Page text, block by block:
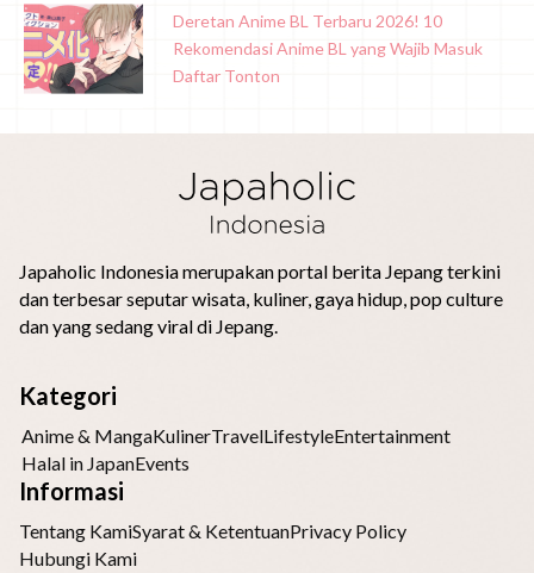
Deretan Anime BL Terbaru 2026! 10
Rekomendasi Anime BL yang Wajib Masuk
Daftar Tonton
Japaholic Indonesia merupakan portal berita Jepang terkini
dan terbesar seputar wisata, kuliner, gaya hidup, pop culture
dan yang sedang viral di Jepang.
Kategori
Anime & MangaKulinerTravelLifestyleEntertainment
Halal in JapanEvents
Informasi
Tentang KamiSyarat & KetentuanPrivacy Policy
Hubungi Kami